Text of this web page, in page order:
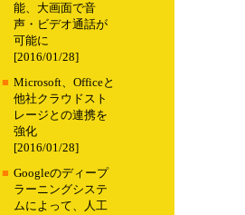
能、大画面で音
声・ビデオ通話が
可能に
[2016/01/28]
■ Microsoft、Officeと
他社クラウドスト
レージとの連携を
強化
[2016/01/28]
■ Googleのディープ
ラーニングシステ
ムによって、人工